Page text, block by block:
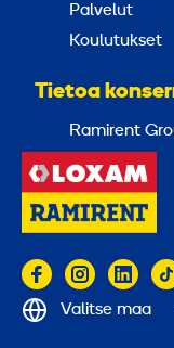
Palvelut
Koulutukset
Tietoa
Ramirent
Valitse maa